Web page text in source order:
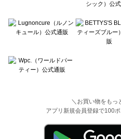
＼お買い物をもっ
アプリ新規会員登録で100